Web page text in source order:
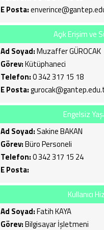
E Posta:
Açık Erişim ve
Ad Soyad:Muzaffer GÜROCAK
Görev:Kütüphaneci
Telefon:0 342 317 15 18
E Posta:
Engelsiz
Ad Soyad:Sakine BAKAN
Görev:Büro Personeli
Telefon:0 342 317 15 24
E Posta:
Kullanıcı
Ad Soyad:Fatih KAYA
Görev:Bilgisayar İşletmeni